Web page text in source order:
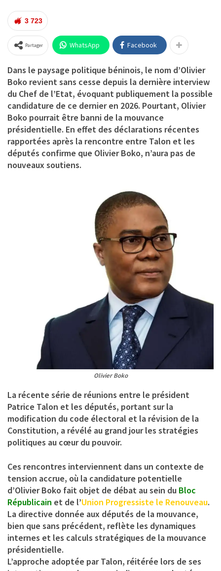
3 723
Partager WhatsApp Facebook
Dans le paysage politique béninois, le nom d’Olivier
Boko revient sans cesse depuis la dernière interview
du Chef de l’Etat, évoquant publiquement la possible
candidature de ce dernier en 2026. Pourtant, Olivier
Boko pourrait être banni de la mouvance
présidentielle. En effet des déclarations récentes
rapportées après la rencontre entre Talon et les
députés confirme que Olivier Boko, n’aura pas de
nouveaux soutiens.
Olivier Boko
La récente série de réunions entre le président
Patrice Talon et les députés, portant sur la
modification du code électoral et la révision de la
Constitution, a révélé au grand jour les stratégies
politiques au cœur du pouvoir.
Ces rencontres interviennent dans un contexte de
tension accrue, où la candidature potentielle
d’Olivier Boko fait objet de débat au sein du Bloc
Républicain et de l’Union Progressiste le Renouveau.
La directive donnée aux députés de la mouvance,
bien que sans précédent, reflète les dynamiques
internes et les calculs stratégiques de la mouvance
présidentielle.
L’approche adoptée par Talon, réitérée lors de ses